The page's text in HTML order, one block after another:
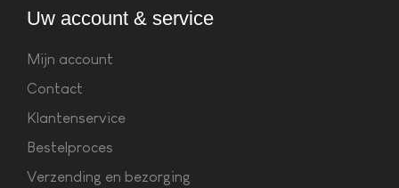
Uw account & service
Mijn account
Contact
Klantenservice
Bestelproces
Verzending en bezorging